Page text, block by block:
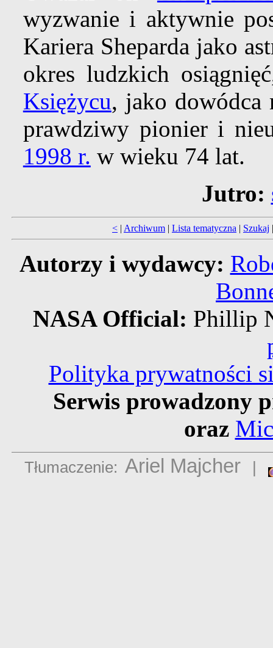
wyzwanie i aktywnie
Kariera Sheparda jako
okres ludzkich
Księżycu, jako dowódca
prawdziwy pionier i
1998 r. w wieku 74 lat.
Jutro:
< | Archiwum | Lista tematyczna | Szukaj
Autorzy i wydawcy:
NASA Official: Phillip
Polityka prywatności
Serwis prowadzony
oraz
Tłumaczenie: Ariel Majcher |